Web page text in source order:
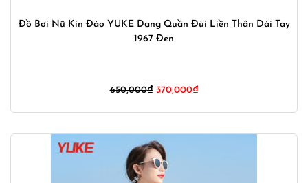
Đồ Bơi Nữ Kín Đáo YUKE Dạng Quần Đùi Liền Thân Dài Tay
1967 Đen
650,000₫ Giá
650,000₫.
370,000₫Giá
là: